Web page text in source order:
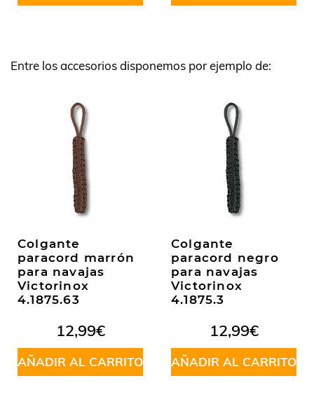
Entre los accesorios disponemos por ejemplo de:
Colgante
paracord marrón
para navajas
Victorinox
4.1875.63
12,99€
AÑADIR AL CARRITO
Colgante
paracord negro
para navajas
Victorinox
4.1875.3
12,99€
AÑADIR AL CARRITO